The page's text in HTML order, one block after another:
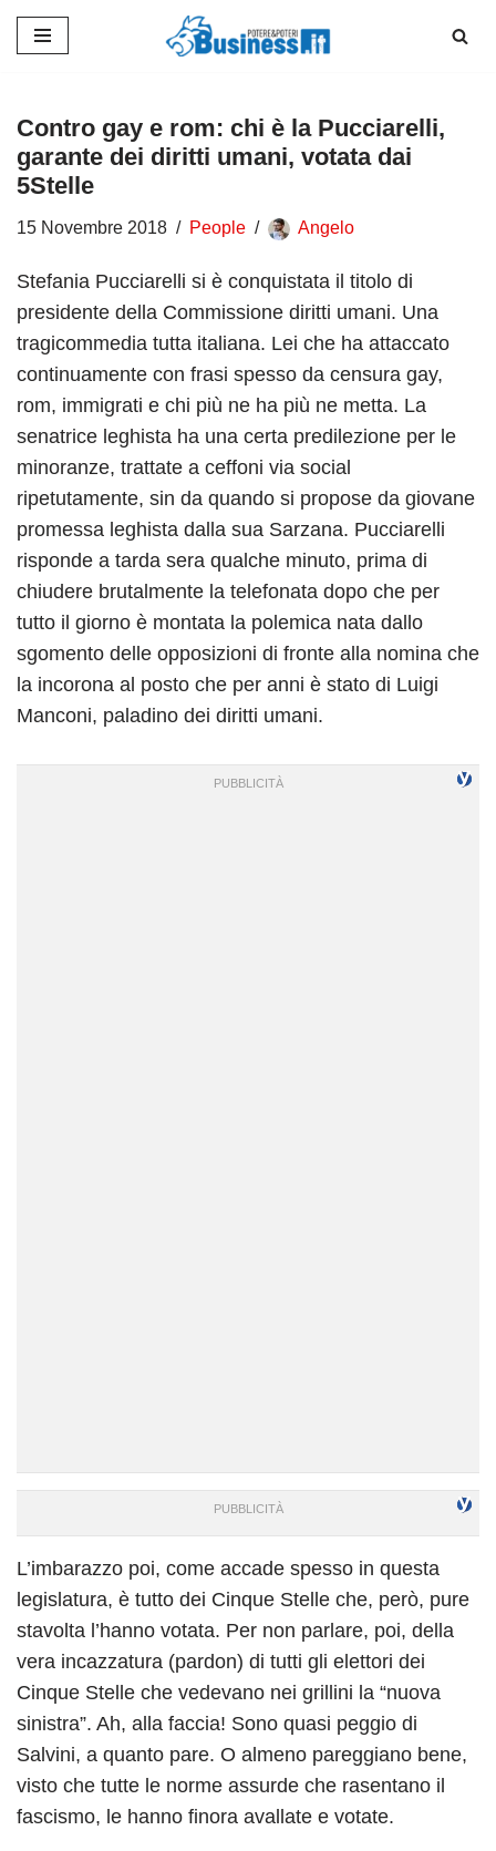
contenuto
Contro gay e rom: chi è la Pucciarelli,
garante dei diritti umani, votata dai
5Stelle
15 Novembre 2018 People Angelo
Stefania Pucciarelli si è conquistata il titolo di
presidente della Commissione diritti umani. Una
tragicommedia tutta italiana. Lei che ha attaccato
continuamente con frasi spesso da censura gay,
rom, immigrati e chi più ne ha più ne metta. La
senatrice leghista ha una certa predilezione per le
minoranze, trattate a ceffoni via social
ripetutamente, sin da quando si propose da giovane
promessa leghista dalla sua Sarzana. Pucciarelli
risponde a tarda sera qualche minuto, prima di
chiudere brutalmente la telefonata dopo che per
tutto il giorno è montata la polemica nata dallo
sgomento delle opposizioni di fronte alla nomina che
la incorona al posto che per anni è stato di Luigi
Manconi, paladino dei diritti umani.
L’imbarazzo poi, come accade spesso in questa
legislatura, è tutto dei Cinque Stelle che, però, pure
stavolta l’hanno votata. Per non parlare, poi, della
vera incazzatura (pardon) di tutti gli elettori dei
Cinque Stelle che vedevano nei grillini la “nuova
sinistra”. Ah, alla faccia! Sono quasi peggio di
Salvini, a quanto pare. O almeno pareggiano bene,
visto che tutte le norme assurde che rasentano il
fascismo, le hanno finora avallate e votate.